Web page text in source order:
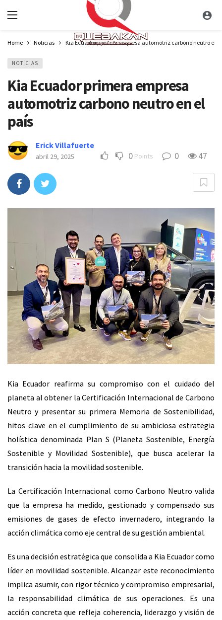
Home Noticias Kia Ecuador primera empresa automotriz carbono neutro en
NOTICIAS
Kia Ecuador primera empresa
automotriz carbono neutro en el
país
Erick Villafuerte
abril 29, 2025 0 Points 0 47
Kia Ecuador reafirma su compromiso con el cuidado del
planeta al obtener la Certificación Internacional de Carbono
Neutro y presentar su primera Memoria de Sostenibilidad,
hitos clave en el cumplimiento de su ambiciosa estrategia
holística denominada Plan S (Planeta Sostenible, Energía
Sostenible y Movilidad Sostenible), que busca acelerar la
transición hacia la movilidad sostenible.
La Certificación Internacional como Carbono Neutro valida
que la empresa ha medido, gestionado y compensado sus
emisiones de gases de efecto invernadero, integrando la
acción climática como eje central de su gestión ambiental.
Es una decisión estratégica que consolida a Kia Ecuador como
líder en movilidad sostenible. Alcanzar este reconocimiento
implica asumir, con rigor técnico y compromiso empresarial,
la responsabilidad climática de sus operaciones. Es una
acción concreta que refleja coherencia, liderazgo y visión de